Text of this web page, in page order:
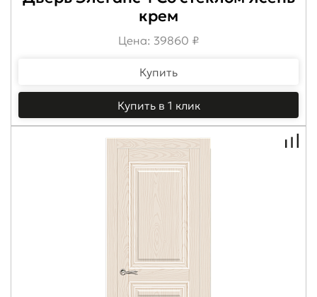
крем
Цена: 39860 ₽
Купить
Купить в 1 клик